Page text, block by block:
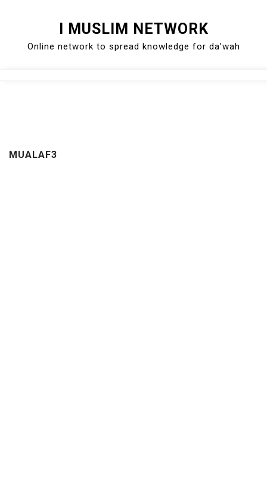
content
I MUSLIM NETWORK
Online network to spread knowledge for da'wah
MUALAF3